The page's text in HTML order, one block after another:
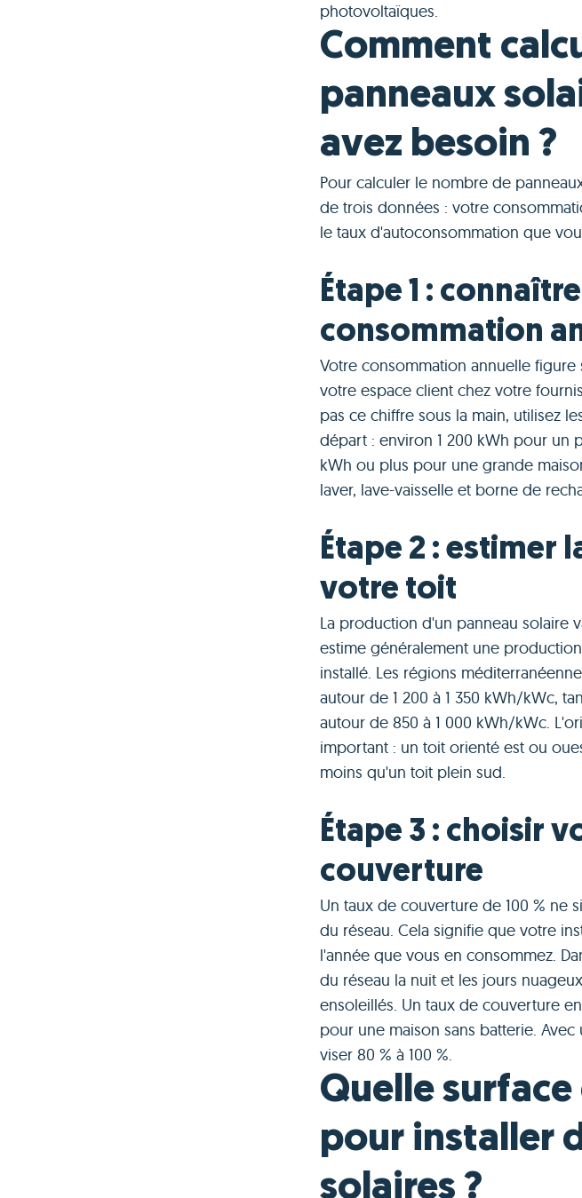
photovoltaïques.
Comment
panneaux
avez besoin ?
Pour calculer le nombre de
de trois données : votre
le taux d'autoconsommation que
Étape 1 :
consommation
Votre consommation annuelle
votre espace client chez votre
pas ce chiffre sous la main, utilisez
départ : environ 1 200 kWh pour un
kWh ou plus pour une grande
laver, lave-vaisselle et borne de
Étape 2 : estimer
votre toit
La production d'un panneau solaire
estime généralement une
installé. Les régions
autour de 1 200 à 1 350 kWh/kWc,
autour de 850 à 1 000 kWh/kWc.
important : un toit orienté est ou
moins qu'un toit plein sud.
Étape 3 : choisir
couverture
Un taux de couverture de 100 % ne
du réseau. Cela signifie que votre
l'année que vous en consommez.
du réseau la nuit et les jours
ensoleillés. Un taux de couverture
pour une maison sans batterie.
viser 80 % à 100 %.
Quelle
pour installer
solaires ?